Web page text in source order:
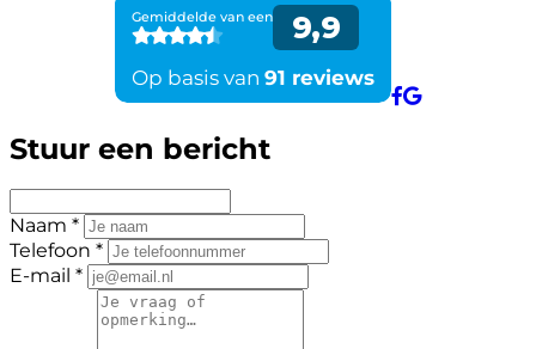
Stuur een bericht
Naam *
Telefoon *
E-mail *